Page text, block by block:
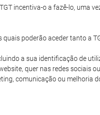
incentiva-o a fazê-lo, uma
poderão aceder tanto a
a sua identificação de
quer nas redes sociais
comunicação ou melhoria